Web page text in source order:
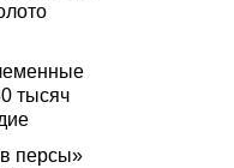
тысяч
в персы»